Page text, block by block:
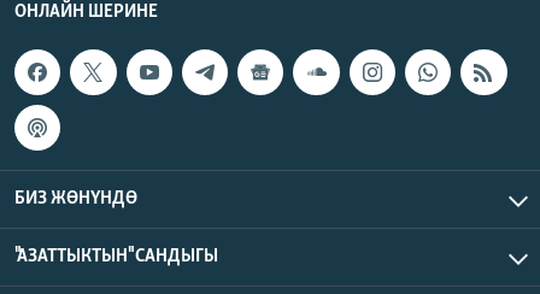
ОНЛАЙН ШЕРИНЕ
БИЗ ЖӨНҮНДӨ
"АЗАТТЫКТЫН" САНДЫГЫ